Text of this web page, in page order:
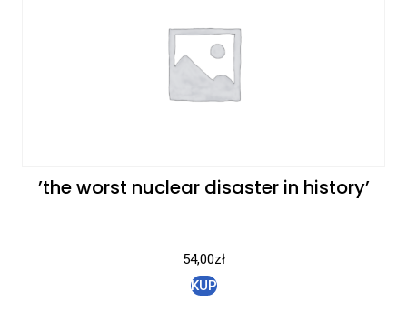
’the worst nuclear disaster in history’
54,00zł
KUP